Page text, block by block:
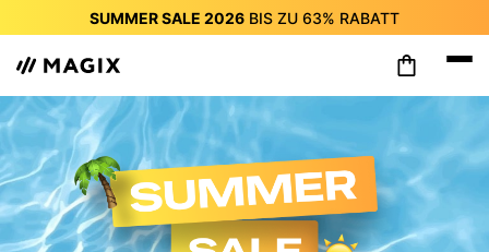
SUMMER SALE 2026 BIS ZU 63% RABATT
SUMMER SALE 2026
RABATT
SUMMER SALE 2026
SUMMER SALE 2026
BIS ZU 63%
SUMMER SALE 2026BIS ZU63%RABATT
SUMMER SALE 2026BIS ZU 63%RABATT